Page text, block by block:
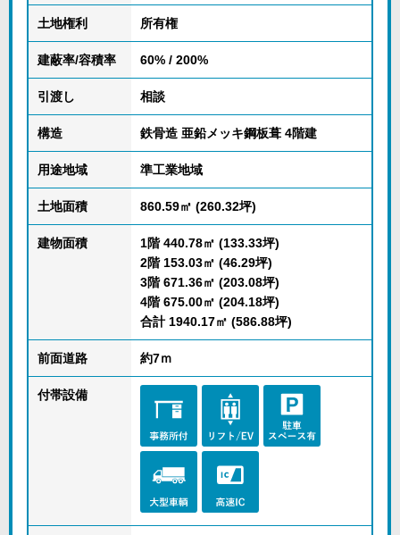
土地権利 所有権
建蔽率/容積率 60% / 200%
引渡し 相談
構造 鉄骨造 亜鉛メッキ鋼板葺 4階建
用途地域 準工業地域
土地面積 860.59㎡ (260.32坪)
建物面積
1階 440.78㎡ (133.33坪)
2階 153.03㎡ (46.29坪)
3階 671.36㎡ (203.08坪)
4階 675.00㎡ (204.18坪)
合計 1940.17㎡ (586.88坪)
前面道路 約7ｍ
付帯設備